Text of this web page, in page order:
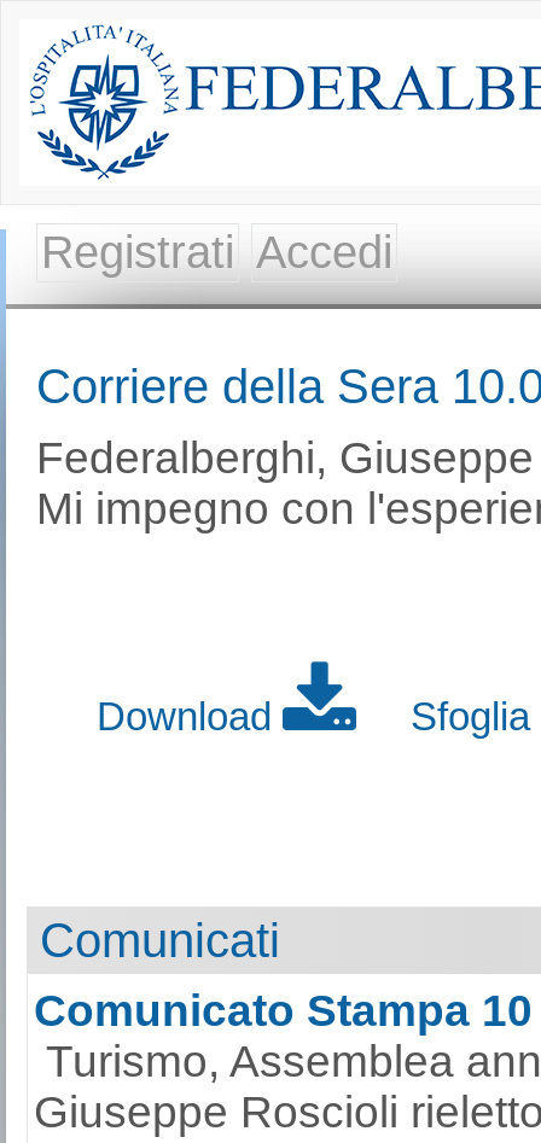
Registrati Accedi
Corriere della Sera
Federalberghi,
Mi impegno con
Download Sfoglia
Comunicati
Comunicato Stampa
Turismo, Assemblea
Giuseppe Roscioli